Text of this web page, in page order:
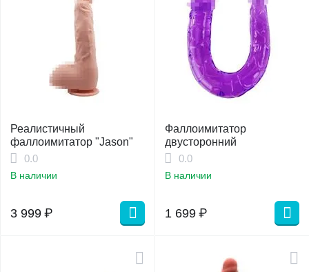
Реалистичный
фаллоимитатор "Jason"
0.0
В наличии
3 999 ₽
Фаллоимитатор
двусторонний
0.0
В наличии
1 699 ₽